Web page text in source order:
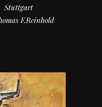
Stuttgart
F.Reinhold